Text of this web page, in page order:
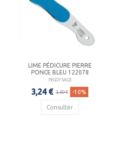
LIME PÉDICURE PIERRE
PONCE BLEU 122078
PEGGY SAGE
3,24 € 3,60 € -10%
Consulter